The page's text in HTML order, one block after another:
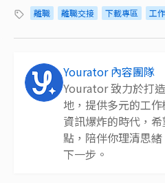
離職 離職交接 下載專區 工
Yourator 內容團隊
Yourator 致力於打
地，提供多元的工
資訊爆炸的時代，
點，陪伴你理清思
下一步。